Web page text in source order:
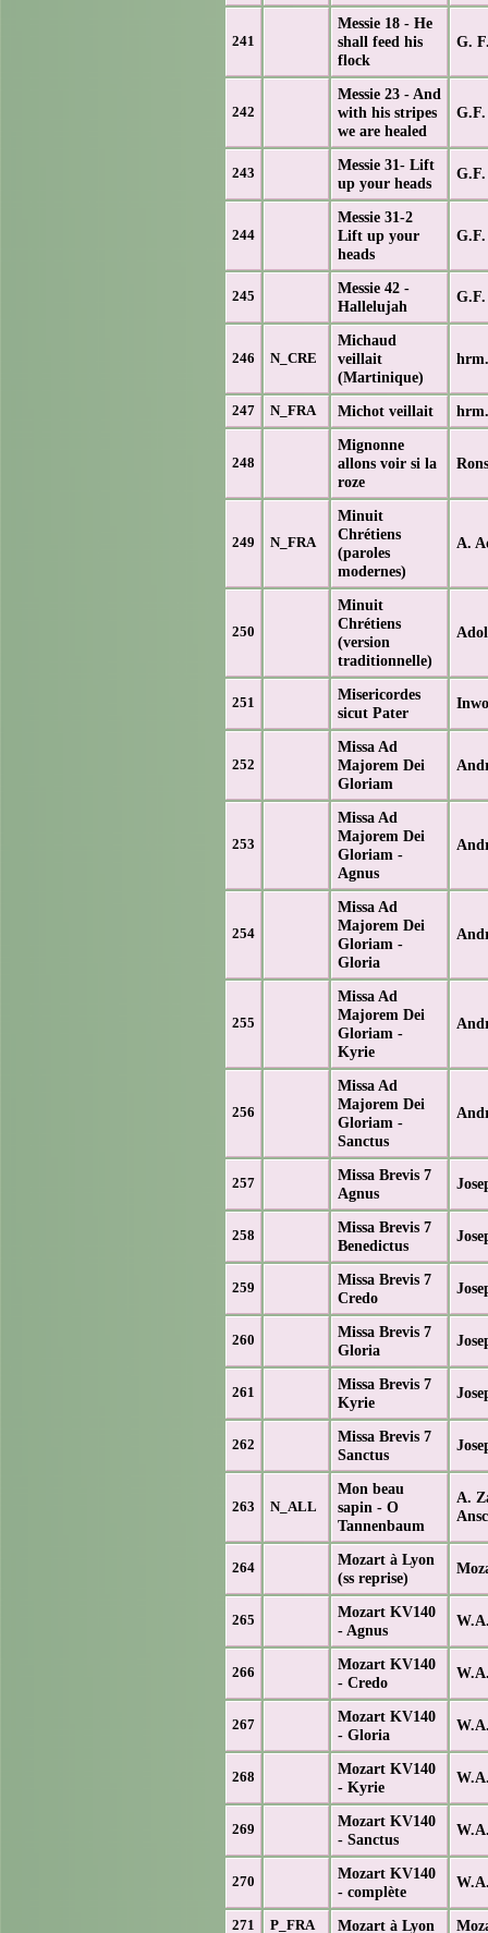
241
Messie 18 - He
shall feed his
flock
G.
242
Messie 23 - And
with his stripes
we are healed
243
Messie 31- Lift
up your heads
244
Messie 31-2
Lift up your
heads
245
Messie 42 -
Hallelujah
246 N_CRE
Michaud
veillait
(Martinique)
247 N_FRA Michot veillait
248
Mignonne
allons voir si la
roze
249 N_FRA
Minuit
Chrétiens
(paroles
modernes)
A.
250
Minuit
Chrétiens
(version
traditionnelle)
251
Misericordes
sicut Pater
252
Missa Ad
Majorem Dei
Gloriam
253
Missa Ad
Majorem Dei
Gloriam -
Agnus
254
Missa Ad
Majorem Dei
Gloriam -
Gloria
255
Missa Ad
Majorem Dei
Gloriam -
Kyrie
256
Missa Ad
Majorem Dei
Gloriam -
Sanctus
257
Missa Brevis 7
Agnus
258
Missa Brevis 7
Benedictus
259
Missa Brevis 7
Credo
260
Missa Brevis 7
Gloria
261
Missa Brevis 7
Kyrie
262
Missa Brevis 7
Sanctus
263 N_ALL
Mon beau
sapin - O
Tannenbaum
A.
264
Mozart à Lyon
(ss reprise)
265
Mozart KV140
- Agnus
266
Mozart KV140
- Credo
267
Mozart KV140
- Gloria
268
Mozart KV140
- Kyrie
269
Mozart KV140
- Sanctus
270
Mozart KV140
- complète
271 P_FRA Mozart à Lyon